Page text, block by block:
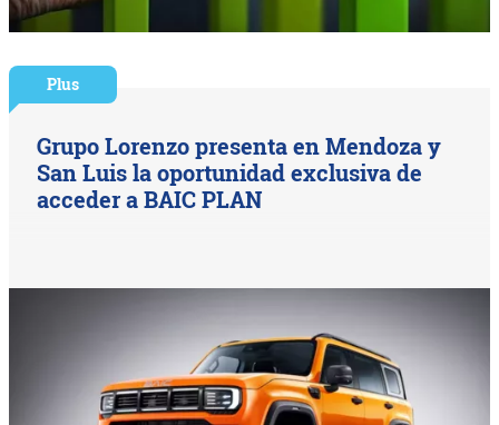
Plus
Grupo Lorenzo presenta en Mendoza y
San Luis la oportunidad exclusiva de
acceder a BAIC PLAN